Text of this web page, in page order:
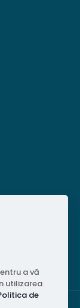
a vă
utilizarea
de